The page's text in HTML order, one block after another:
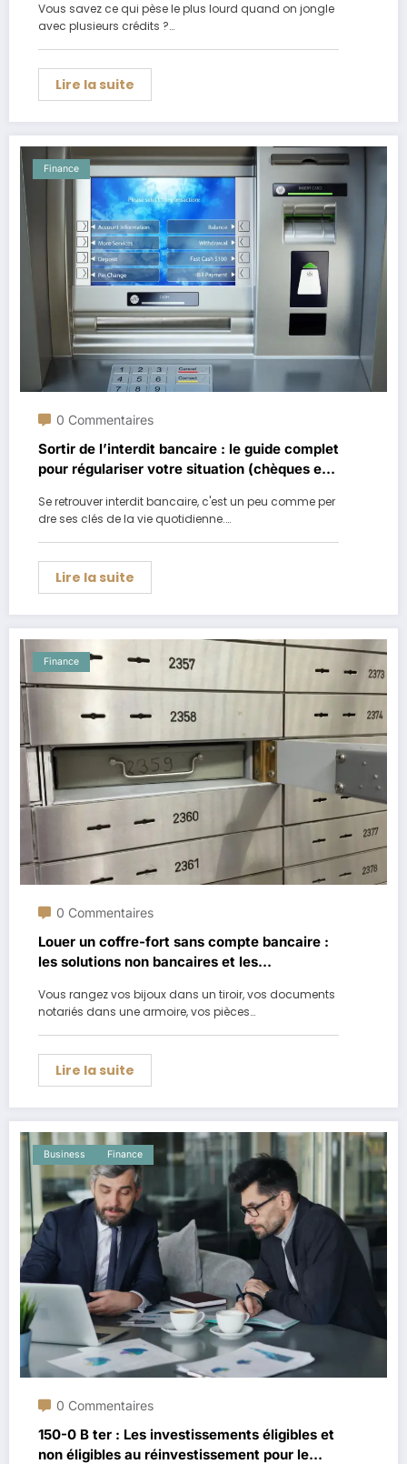
Vous savez ce qui pèse le plus lourd quand on jongle
avec plusieurs crédits ?…
Lire la suite
Finance
0 Commentaires
Sortir de l’interdit bancaire : le guide complet
pour régulariser votre situation (chèques et
Se retrouver interdit bancaire, c'est un peu comme per
dre ses clés de la vie quotidienne.…
Lire la suite
Finance
0 Commentaires
Louer un coffre-fort sans compte bancaire :
les solutions non bancaires et les
Vous rangez vos bijoux dans un tiroir, vos documents
notariés dans une armoire, vos pièces…
Lire la suite
Business Finance
0 Commentaires
150-0 B ter : Les investissements éligibles et
non éligibles au réinvestissement pour le